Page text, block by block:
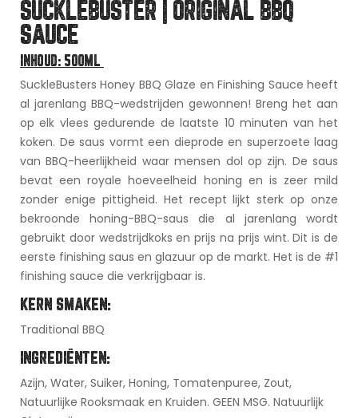
SUCKLEBUSTER | ORIGINAL BBQ
SAUCE
INHOUD: 500ML
SuckleBusters Honey BBQ Glaze en Finishing Sauce heeft
al jarenlang BBQ-wedstrijden gewonnen! Breng het aan
op elk vlees gedurende de laatste 10 minuten van het
koken. De saus vormt een dieprode en superzoete laag
van BBQ-heerlijkheid waar mensen dol op zijn. De saus
bevat een royale hoeveelheid honing en is zeer mild
zonder enige pittigheid. Het recept lijkt sterk op onze
bekroonde honing-BBQ-saus die al jarenlang wordt
gebruikt door wedstrijdkoks en prijs na prijs wint. Dit is de
eerste finishing saus en glazuur op de markt. Het is de #1
finishing sauce die verkrijgbaar is.
KERN SMAKEN:
Traditional BBQ
INGREDIËNTEN:
Azijn, Water, Suiker, Honing, Tomatenpuree, Zout,
Natuurlijke Rooksmaak en Kruiden. GEEN MSG. Natuurlijk